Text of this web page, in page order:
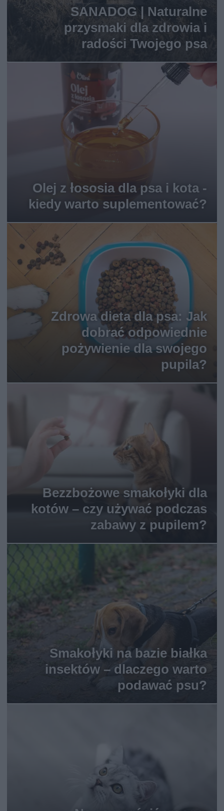
SANADOG | Naturalne
przysmaki dla zdrowia i
radości Twojego psa
Olej z łososia dla psa i kota -
kiedy warto suplementować?
Zdrowa dieta dla psa: Jak
dobrać odpowiednie
pożywienie dla swojego
pupila?
Bezzbożowe smakołyki dla
kotów – czy używać podczas
zabawy z pupilem?
Smakołyki na bazie białka
insektów – dlaczego warto
podawać psu?